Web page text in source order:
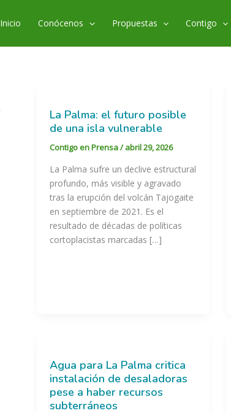
Inicio Conócenos Propuestas Contigo
La Palma: el futuro posible
de una isla vulnerable
Contigo en Prensa/ abril 29, 2026
La Palma sufre un declive estructural
profundo, más visible y agravado
tras la erupción del volcán Tajogaite
en septiembre de 2021. Es el
resultado de décadas de políticas
cortoplacistas marcadas […]
Agua para La Palma critica
instalación de desaladoras
pese a haber recursos
subterráneos